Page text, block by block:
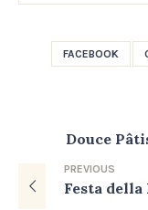
FACEBOOK
Douce
PREVIOUS
Festa della